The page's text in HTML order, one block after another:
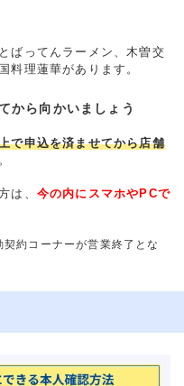
ばってんラーメン、木曽交
料理蓮華があります。
から向かいましょう
で申込を済ませてから店舗
は、 今の内にスマホやPCで
約コーナーが営業終了とな